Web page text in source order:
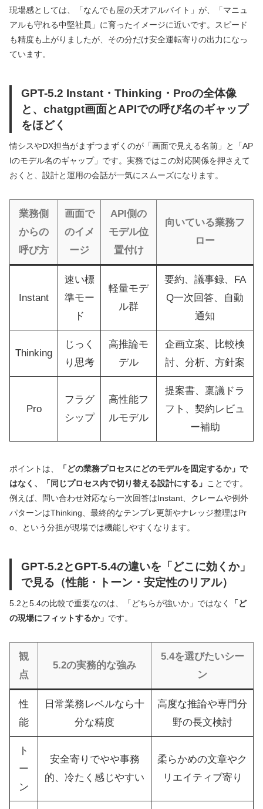
現場感としては、「なんでも屋の天才アルバイト」が、「マニュ
アルも守れる中堅社員」に育ったイメージに近いです。スピード
も精度も上がりましたが、その分だけ安全運転寄りの出力になっ
ています。
GPT-5.2 Instant・Thinking・Proの全体像
と、chatgpt画面とAPIでの呼び名のギャップ
をほどく
情シスやDX担当がまずつまずくのが「画面で見える名前」と「AP
Iのモデル名のギャップ」です。実務ではこの対応関係を押さえて
おくと、設計と運用の会話が一気にスムーズになります。
業務側
からの
呼び方
画面で
のイメ
ージ
API側の
モデル位
置付け
向いている業務フ
ロー
Instant
速い標
準モー
ド
軽量モデ
ル群
要約、議事録、FA
Q一次回答、自動
通知
Thinking
じっく
り思考
高推論モ
デル
企画立案、比較検
討、分析、方針案
Pro
フラグ
シップ
高性能フ
ルモデル
提案書、稟議ドラ
フト、契約レビュ
ー補助
ポイントは、
「どの業務プロセスにどのモデルを固定するか」で
はなく、「同じプロセス内で切り替える設計にする」 ことです。
例えば、問い合わせ対応なら一次回答はInstant、クレームや例外
パターンはThinking、最終的なテンプレ更新やナレッジ整理はPr
o、という分担が現場では機能しやすくなります。
GPT-5.2とGPT-5.4の違いを「どこに効くか」
で見る（性能・トーン・安定性のリアル）
5.2と5.4の比較で重要なのは、「どちらが強いか」ではなく
「ど
の現場にフィットするか」 です。
観
点
5.2の実務的な強み
5.4を選びたいシー
ン
性
能
日常業務レベルなら十
分な精度
高度な推論や専門分
野の長文検討
ト
ー
ン
安全寄りでやや事務
的、冷たく感じやすい
柔らかめの文章やク
リエイティブ寄り